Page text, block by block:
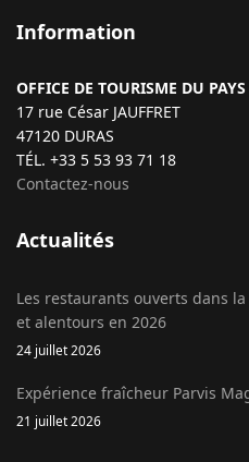
Information
OFFICE DE TOURISME DU
17 rue César JAUFFRET
47120 DURAS
TÉL. +33 5 53 93 71 18
Contactez-nous
Actualités
Les restaurants ouverts dans
et alentours en 2026
24 juillet 2026
Expérience fraîcheur Parvis
21 juillet 2026